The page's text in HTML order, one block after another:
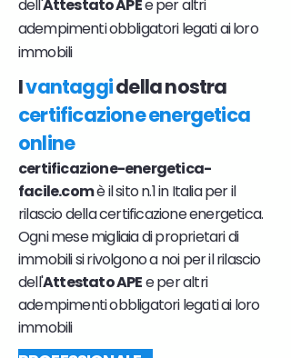
dell'Attestato APEe per altri
adempimenti obbligatori legati ai loro
immobili
Ivantaggidella nostra
certificazione energetica
online
certificazione-energetica-
facile.comè il sito n.1 in Italia per il
rilascio della certificazione energetica.
Ogni mese migliaia di proprietari di
immobili si rivolgono a noi per il rilascio
dell'Attestato APEe per altri
adempimenti obbligatori legati ai loro
immobili